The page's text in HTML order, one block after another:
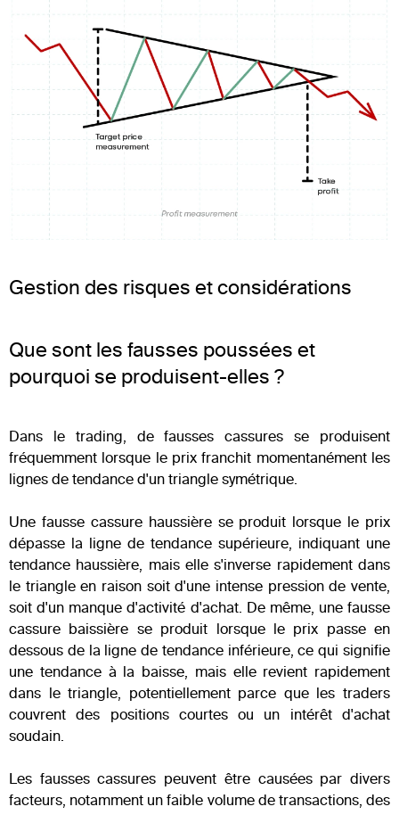
Gestion des risques et considérations
Que sont les fausses poussées et
pourquoi se produisent-elles ?
Dans le trading, de fausses cassures se produisent
fréquemment lorsque le prix franchit momentanément les
lignes de tendance d'un triangle symétrique.
Une fausse cassure haussière se produit lorsque le prix
dépasse la ligne de tendance supérieure, indiquant une
tendance haussière, mais elle s'inverse rapidement dans
le triangle en raison soit d'une intense pression de vente,
soit d'un manque d'activité d'achat. De même, une fausse
cassure baissière se produit lorsque le prix passe en
dessous de la ligne de tendance inférieure, ce qui signifie
une tendance à la baisse, mais elle revient rapidement
dans le triangle, potentiellement parce que les traders
couvrent des positions courtes ou un intérêt d'achat
soudain.
Les fausses cassures peuvent être causées par divers
facteurs, notamment un faible volume de transactions, des